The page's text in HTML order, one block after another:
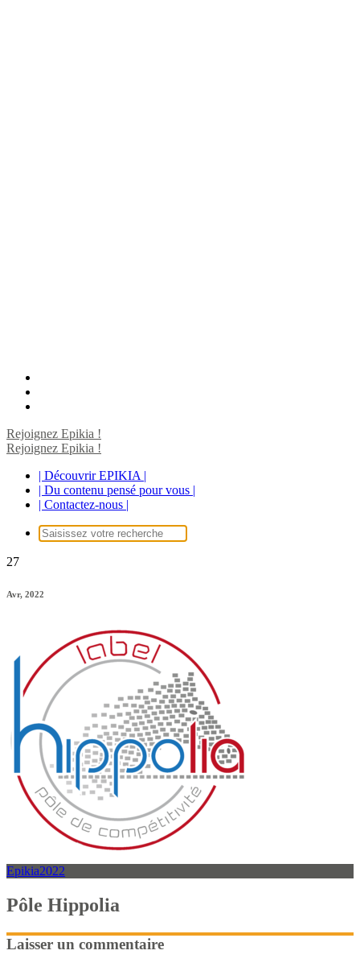
Rejoignez Epikia !
Rejoignez Epikia !
| Découvrir EPIKIA |
| Du contenu pensé pour vous |
| Contactez-nous |
Recherche
pour :
27
Avr, 2022
Epikia2022
Pôle Hippolia
Laisser un commentaire